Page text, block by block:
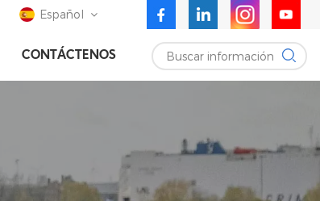
Español
English
Español
CONTÁCTENOS Buscar información